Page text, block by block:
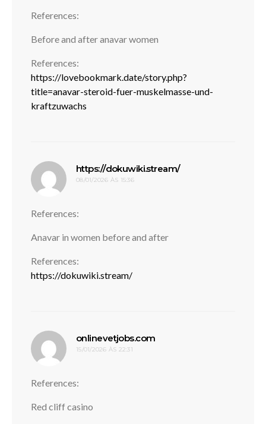
References:
Before and after anavar women
References:
https://lovebookmark.date/story.php?
title=anavar-steroid-fuer-muskelmasse-und-
kraftzuwachs
https://dokuwiki.stream/disse:
08/01/2026 ÀS 15:36
References:
Anavar in women before and after
References:
https://dokuwiki.stream/
onlinevetjobs.com
15/01/2026 ÀS 22:31
References:
Red cliff casino